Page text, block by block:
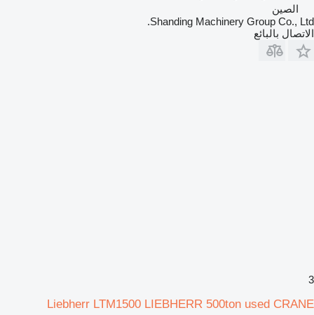
الصين
Shanding Machinery Group Co., Ltd.
الاتصال بالبائع
3
Liebherr LTM1500 LIEBHERR 500ton used CRANE